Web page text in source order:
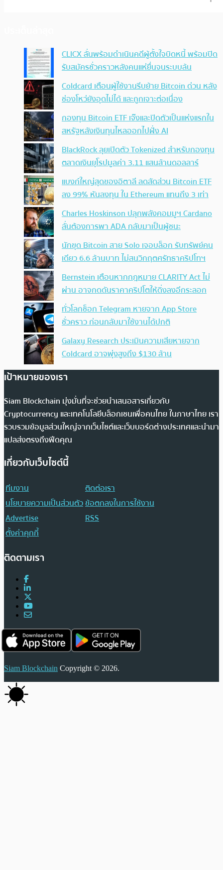
CLICX ลั่นพร้อมดำเนินคดีผู้ตั้งใจบิดหนี้ พร้อมปิด
รับสมัครชั่วคราวหลังคนแห่ยื่นจนระบบล้น
Coldcard เตือนผู้ใช้งานรีบย้าย Bitcoin ด่วน หลัง
ช่องโหว่ยังอุดไม่ได้ และถูกเจาะต่อเนื่อง
กองทุน Bitcoin ETF เจ๊งและปิดตัวเป็นแห่งแรกใน
สหรัฐหลังเงินทุนไหลออกไปฝั่ง AI
BlackRock ลุยเปิดตัว Tokenized สำหรับกองทุน
ตลาดเงินยุโรปมูลค่า 3.11 แสนล้านดอลลาร์
แบงก์ใหญ่สุดของอิตาลี ลดสัดส่วน Bitcoin ETF
ลง 99% หันลงทุน ใน Ethereum แทนถึง 3 เท่า
Charles Hoskinson ปลุกพลังคอมมูฯ Cardano
ลั่นต้องการพา ADA กลับมาเป็นผู้ชนะ
นักขุด Bitcoin สาย Solo เจอบล็อก รับทรัพย์คน
เดียว 6.6 ล้านบาท ไม่สนวิกฤตศรัทธาคริปโทฯ
Bernstein เตือนหากกฎหมาย CLARITY Act ไม่
ผ่าน อาจกดดันราคาคริปโตให้ดิ่งลงอีกระลอก
ทั่วโลกช็อก Telegram หายจาก App Store
ชั่วคราว ก่อนกลับมาใช้งานได้ปกติ
Galaxy Research ประเมินความเสียหายจาก
Coldcard อาจพุ่งสูงถึง $130 ล้าน
เป้าหมายของเรา
Siam Blockchain มุ่งมั่นที่จะช่วยนำเสนอสารเกี่ยวกับ
Cryptocurrency และเทคโนโลยีบล็อกเชนเพื่อคนไทย ในภาษาไทย เรา
รวบรวมข้อมูลส่วนใหญ่จากเว็บไซต์และเว็บบอร์ดต่างประเทศและนำมา
แปลส่งตรงถึงฟีดคุณ
เกี่ยวกับเว็บไซต์นี้
ทีมงาน
ติดต่อเรา
นโยบายความเป็นส่วนตัวข้อตกลงในการใช้งาน
Advertise
RSS
ตั้งค่าคุกกี้
ติดตามเรา
Siam Blockchain Copyright © 2026.